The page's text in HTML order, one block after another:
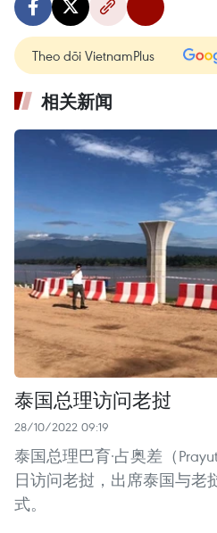
Theo dõi VietnamPlus
相关新闻
泰国总理访问老挝
28/10/2022 09:19
泰国总理巴育·占奥差（
日访问老挝，出席泰国与老
式。